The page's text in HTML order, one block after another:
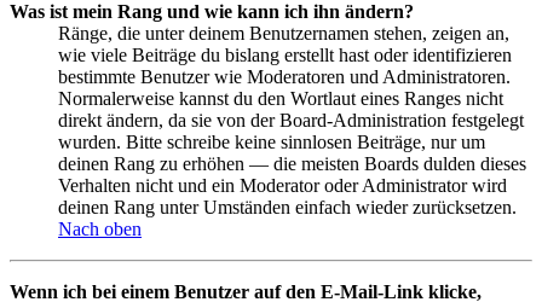
Was ist mein Rang und wie kann ich ihn ändern?
Ränge, die unter deinem Benutzernamen stehen, zeigen an,
wie viele Beiträge du bislang erstellt hast oder identifizieren
bestimmte Benutzer wie Moderatoren und Administratoren.
Normalerweise kannst du den Wortlaut eines Ranges nicht
direkt ändern, da sie von der Board-Administration festgelegt
wurden. Bitte schreibe keine sinnlosen Beiträge, nur um
deinen Rang zu erhöhen — die meisten Boards dulden dieses
Verhalten nicht und ein Moderator oder Administrator wird
deinen Rang unter Umständen einfach wieder zurücksetzen.
Nach oben
Wenn ich bei einem Benutzer auf den E-Mail-Link klicke,